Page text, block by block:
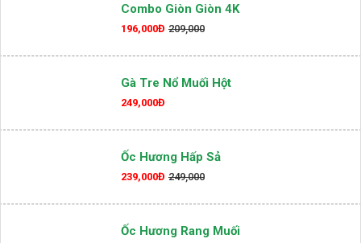
Combo Giòn Giòn 4K
196,000Đ 209,000
Gà Tre Nổ Muối Hột
249,000Đ
Ốc Hương Hấp Sả
239,000Đ 249,000
Ốc Hương Rang Muối